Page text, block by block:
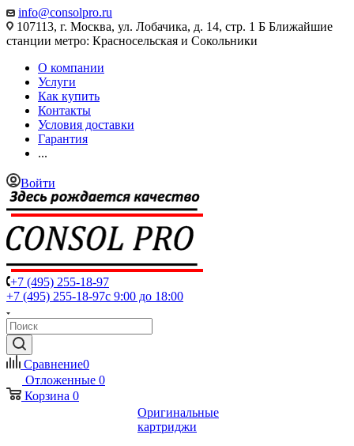
info@consolpro.ru
107113, г. Москва, ул. Лобачика, д. 14, стр. 1 Б Ближайшие
станции метро: Красносельская и Сокольники
О компании
Услуги
Как купить
Контакты
Условия доставки
Гарантия
...
Войти
+7 (495) 255-18-97
+7 (495) 255-18-97с 9:00 до 18:00
Сравнение0
Отложенные 0
Корзина 0
Оригинальные
картриджи